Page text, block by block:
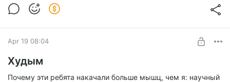
Apr 19 08:04
Худым
Почему эти ребята накачали больше мышц, чем я: научный